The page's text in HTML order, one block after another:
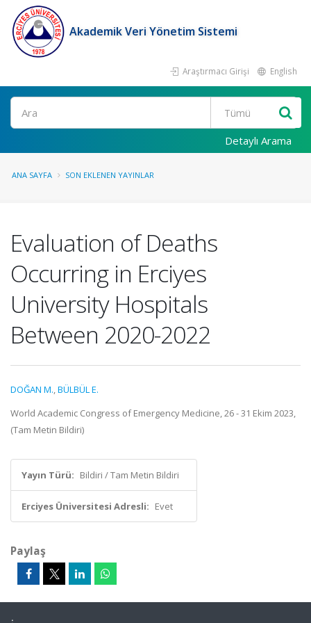
Akademik Veri Yönetim Sistemi
Araştırmacı Girişi English
Ara
Detaylı Arama
ANA SAYFA SON EKLENEN YAYINLAR
Evaluation of Deaths
Occurring in Erciyes
University Hospitals
Between 2020-2022
DOĞAN M.,BÜLBÜL E.
World Academic Congress of Emergency Medicine, 26 - 31 Ekim 2023,
(Tam Metin Bildiri)
Yayın Türü: Bildiri / Tam Metin Bildiri
Erciyes Üniversitesi Adresli: Evet
Paylaş